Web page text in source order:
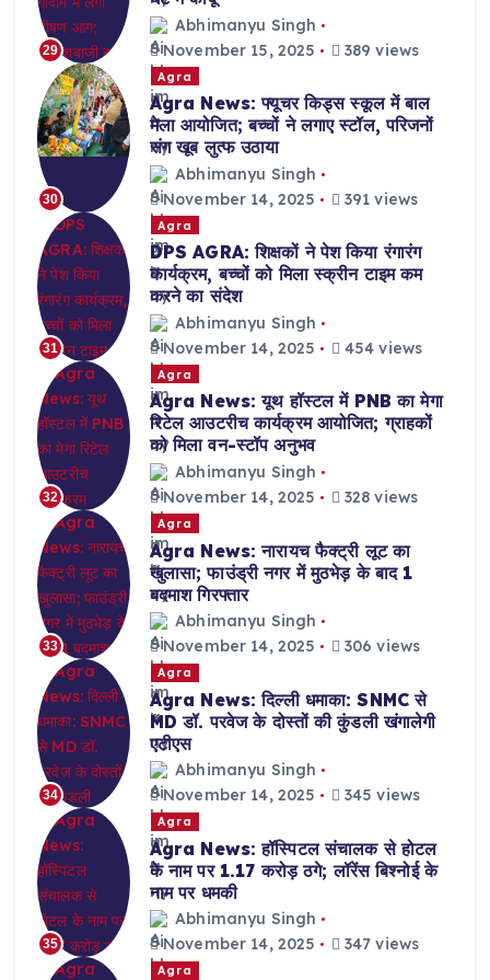
29
Abhimanyu Singh
November 15, 2025
389 views
30
Agra
Agra News: फ्यूचर किड्स स्कूल में बाल
मेला आयोजित; बच्चों ने लगाए स्टॉल, परिजनों
संग खूब लुत्फ उठाया
Abhimanyu Singh
November 14, 2025
391 views
31
Agra
DPS AGRA: शिक्षकों ने पेश किया रंगारंग
कार्यक्रम, बच्चों को मिला स्क्रीन टाइम कम
करने का संदेश
Abhimanyu Singh
November 14, 2025
454 views
32
Agra
Agra News: यूथ हॉस्टल में PNB का मेगा
रिटेल आउटरीच कार्यक्रम आयोजित; ग्राहकों
को मिला वन-स्टॉप अनुभव
Abhimanyu Singh
November 14, 2025
328 views
33
Agra
Agra News: नारायच फैक्ट्री लूट का
खुलासा; फाउंड्री नगर में मुठभेड़ के बाद 1
बदमाश गिरफ्तार
Abhimanyu Singh
November 14, 2025
306 views
34
Agra
Agra News: दिल्ली धमाका: SNMC से
MD डॉ. परवेज के दोस्तों की कुंडली खंगालेगी
एटीएस
Abhimanyu Singh
November 14, 2025
345 views
35
Agra
Agra News: हॉस्पिटल संचालक से होटल
के नाम पर 1.17 करोड़ ठगे; लॉरेंस बिश्नोई के
नाम पर धमकी
Abhimanyu Singh
November 14, 2025
347 views
Agra